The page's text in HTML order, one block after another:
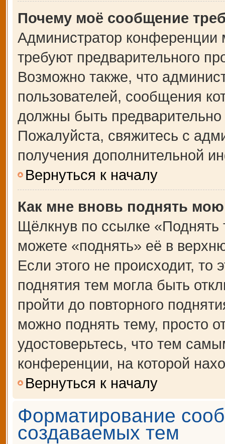
Почему моё сообщение
Администратор
требуют предварительного
Возможно также, что
пользователей, сообщения
должны быть
Пожалуйста, свяжитесь с
получения дополнительной
Вернуться к началу
Как мне вновь поднять
Щёлкнув по ссылке
можете «поднять» её в
Если этого не происходит, то
поднятия тем могла быть
пройти до повторного
можно поднять тему, просто
удостоверьтесь, что тем
конференции, на которой
Вернуться к началу
Форматирование
создаваемых тем